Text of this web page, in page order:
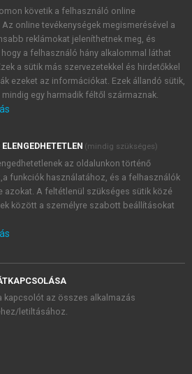
újdonságairól, akcióiról.
Kiadó Zrt. újdonságairól,
foglaltakat tudomásul
feltételeket, valamint a szotar.netés a
foglaltakat
és elfogadom.
követik a felhasználó online
online tevékenységek megismerésével a
reklámokat jeleníthetnek meg, és
a felhasználó hány alkalommal láthat
a sütik más szervezetekkel és hirdetőkkel
ezeket az információkat. Ezek állandó sütik,
egy harmadik féltől származnak.
(mindig szükséges)
az oldalunkon történő
funkciók használatához, és a felhasználók
azokat. A feltétlenül szükséges sütik közé
között a személyre szabott beállításokat
kapcsolót az összes alkalmazás
letiltásához.